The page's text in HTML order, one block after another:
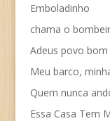
Emboladinho
chama o
Adeus povo bom
Meu barco,
Quem nunca
Essa Casa Tem